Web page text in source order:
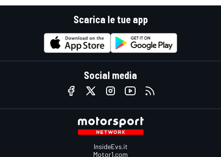
Scarica le tue app
Social media
InsideEvs.it
Motor1.com